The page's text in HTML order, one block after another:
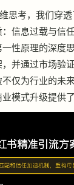
思考，我们穿透
信息过载与信
性原理的深度
并通过市场验
仅为行业的未
模式升级提供